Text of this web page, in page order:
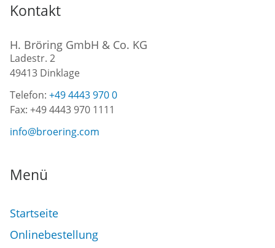
Kontakt
H. Bröring GmbH & Co. KG
Ladestr. 2
49413 Dinklage
Telefon: +49 4443 970 0
Fax: +49 4443 970 1111
info@broering.com
Menü
Startseite
Onlinebestellung